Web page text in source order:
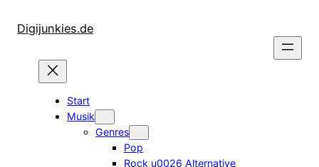
InhaltDigijunkies.de
Start
Musik
Genres
Pop
Rock u0026 Alternative